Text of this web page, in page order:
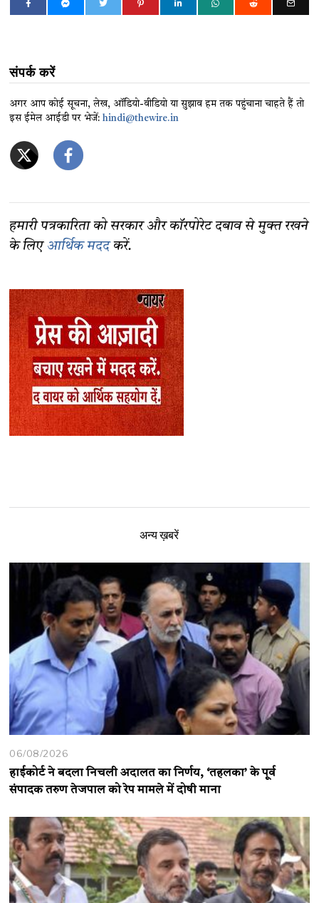
संपर्क करें
अगर आप कोई सूचना, लेख, ऑडियो-वीडियो या सुझाव हम तक पहुंचाना चाहते हैं तो
इस ईमेल आईडी पर भेजें: hindi@thewire.in
हमारी पत्रकारिता को सरकार और कॉरपोरेट दबाव से मुक्त रखने
के लिए आर्थिक मददकरें.
अन्य ख़बरें
06/08/2026
हाईकोर्ट ने बदला निचली अदालत का निर्णय, ‘तहलका’ के पूर्व
संपादक तरुण तेजपाल को रेप मामले में दोषी माना